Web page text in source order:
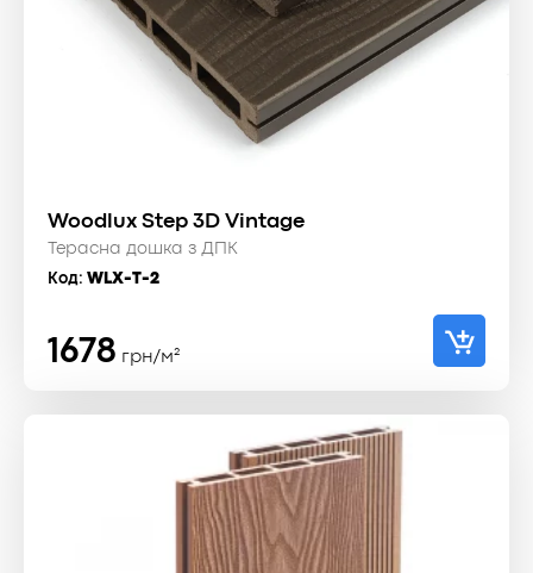
Woodlux Step 3D Vintage
Терасна дошка з ДПК
Код: WLX-T-2
1678 грн/м²